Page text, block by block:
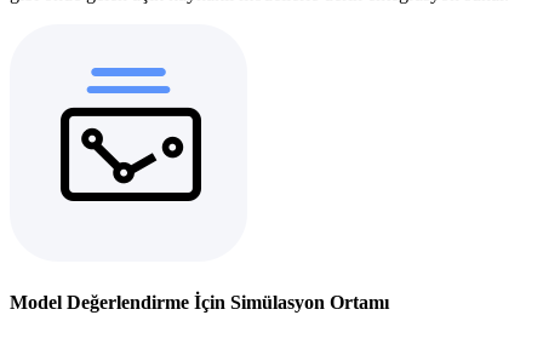
Model Değerlendirme İçin Simülasyon Ortamı